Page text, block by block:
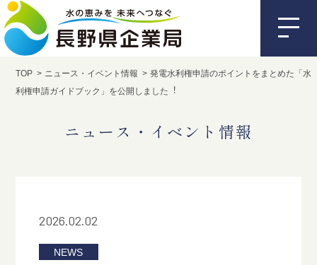
TOP ニュース・イベント情報
発電⽔利権申請のポイントをまとめた「⽔
利権申請ガイドブック」を公開しました︕
ニュース・イベント情報
2026.02.02
NEWS